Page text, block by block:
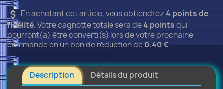
attach_moneyEn achetant cet article, vous obtiendrez4points de
fidélité. Votre cagnotte totale sera de4pointsqui
pourront(a) être converti(s) lors de votre prochaine
commande en un bon de réduction de0.40 €.
Description Détails du produit